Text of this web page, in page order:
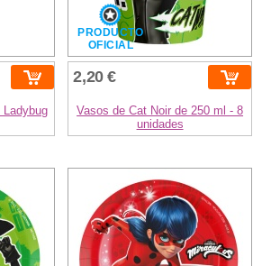
Ladybug
PRODUCTO
OFICIAL
2,20 €
Vasos de Cat Noir de 250 ml - 8
unidades